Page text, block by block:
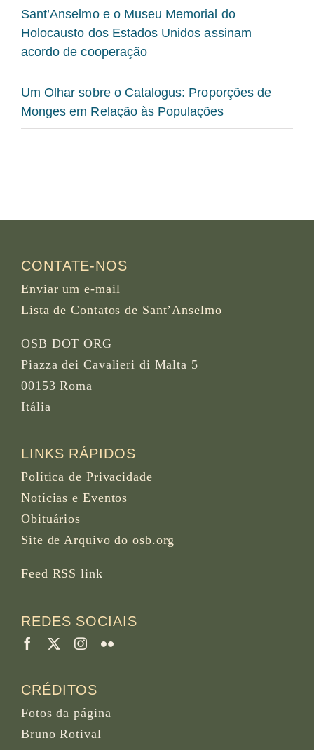
Sant’Anselmo e o Museu Memorial do
Holocausto dos Estados Unidos assinam
acordo de cooperação
Um Olhar sobre o Catalogus: Proporções de
Monges em Relação às Populações
CONTATE-NOS
Enviar um e-mail
Lista de Contatos de Sant’Anselmo
OSB DOT ORG
Piazza dei Cavalieri di Malta 5
00153 Roma
Itália
LINKS RÁPIDOS
Política de Privacidade
Notícias e Eventos
Obituários
Site de Arquivo do osb.org
Feed RSS link
REDES SOCIAIS
CRÉDITOS
Fotos da página
Bruno Rotival